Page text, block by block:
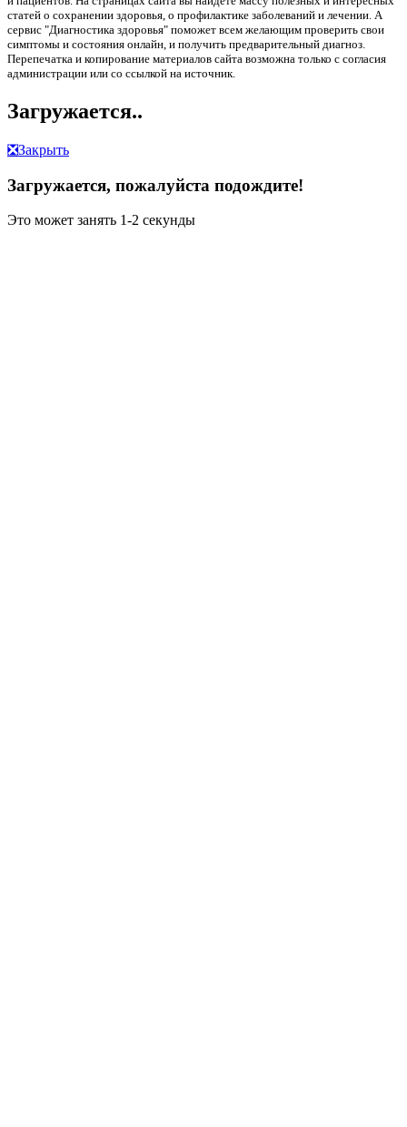
статей о сохранении здоровья, о профилактике заболеваний и лечении. А
сервис "Диагностика здоровья" поможет всем желающим проверить свои
симптомы и состояния онлайн, и получить предварительный диагноз.
Перепечатка и копирование материалов сайта возможна только с согласия
администрации или со ссылкой на источник.
Загружается..
❎Закрыть
Загружается, пожалуйста подождите!
Это может занять 1-2 секунды